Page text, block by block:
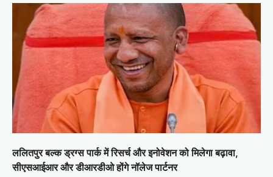
ललितपुर बल्क ड्रग्स पार्क में रिसर्च और इनोवेशन को मिलेगा बढ़ावा,
सीएसआईआर और डीआरडीओ होंगे नॉलेज पार्टनर